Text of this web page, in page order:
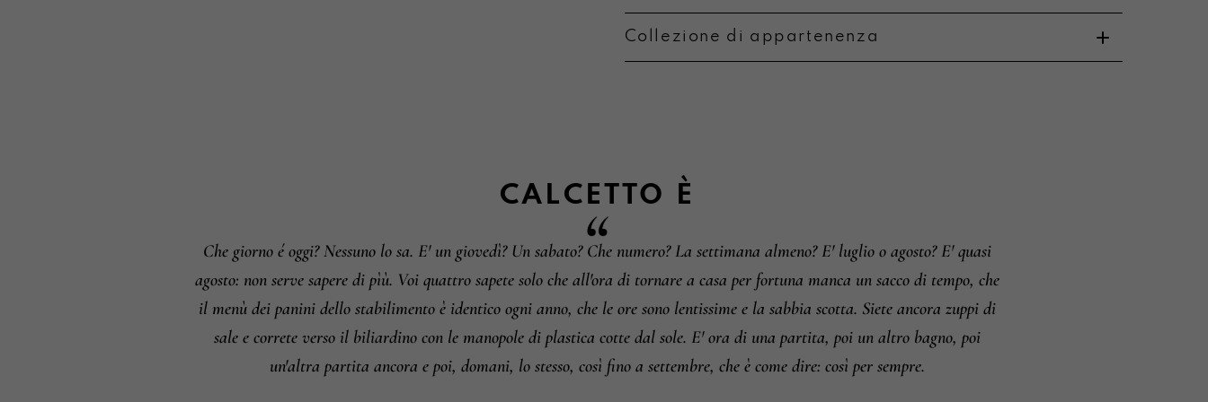
Collezione di appartenenza
CALCETTO È
Che giorno é oggi? Nessuno lo sa. E' un giovedì? Un sabato? Che numero? La settimana almeno? E' luglio o agosto? E' quasi
agosto: non serve sapere di pìù. Voi quattro sapete solo che all'ora di tornare a casa per fortuna manca un sacco di tempo, che
il menù dei panini dello stabilimento è identico ogni anno, che le ore sono lentissime e la sabbia scotta. Siete ancora zuppi di
sale e correte verso il biliardino con le manopole di plastica cotte dal sole. E' ora di una partita, poi un altro bagno, poi
un'altra partita ancora e poi, domani, lo stesso, così fino a settembre, che è come dire: così per sempre.